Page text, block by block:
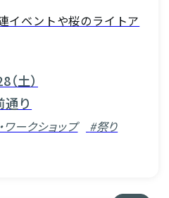
イベントや桜のライトア
土）
り
ワークショップ #祭り